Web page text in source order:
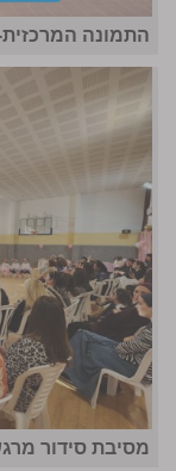
התמונה
מסיבת סידור